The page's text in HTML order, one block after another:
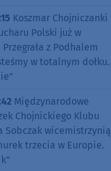
Koszmar Chojniczanki
Polski już w
Przegrała z Podhalem
w totalnym dołku.
Międzynarodowe
Chojnickiego Klubu
Sobczak wicemistrzynią
trzecia w Europie.